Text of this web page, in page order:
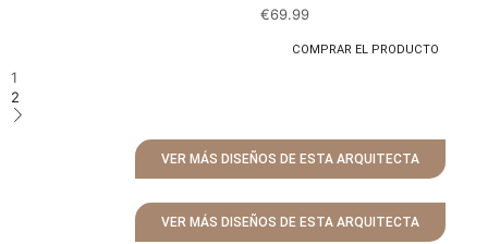
€69.99
COMPRAR EL PRODUCTO
1
2
VER MÁS DISEÑOS DE ESTA ARQUITECTA
VER MÁS DISEÑOS DE ESTA ARQUITECTA